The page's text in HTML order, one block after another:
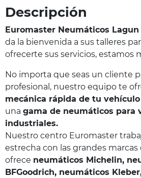
Descripción
Euromaster Neumáticos Lagun
da la bienvenida a sus talleres
ofrecerte sus servicios, estamos
No importa que seas un cliente
profesional, nuestro equipo te
mecánica rápida de tu
una gama de neumáticos para
industriales.
Nuestro centro Euromaster
estrecha con las grandes
ofrece neumáticos Michelin,
BFGoodrich, neumáticos